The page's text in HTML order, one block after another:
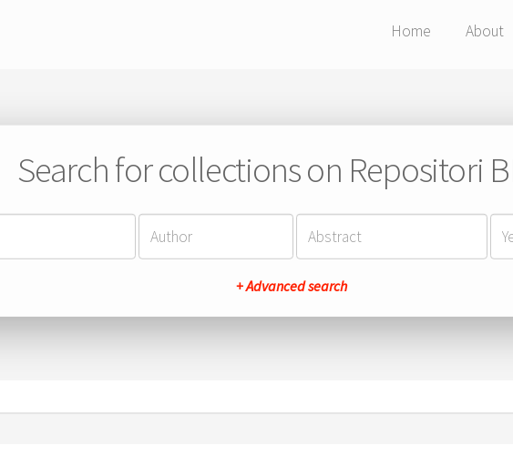
Home About
Search for collections on Repositori
+ Advanced search